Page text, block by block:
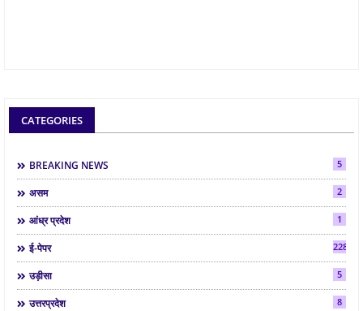
CATEGORIES
BREAKING NEWS 5
असम 2
आंध्र प्रदेश 1
ई-पेपर 2286
उड़ीसा 5
उत्तरप्रदेश 8